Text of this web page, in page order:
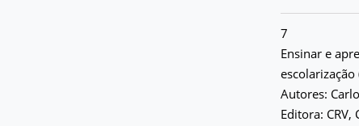
7
Ensinar e
Autores:
Editora: